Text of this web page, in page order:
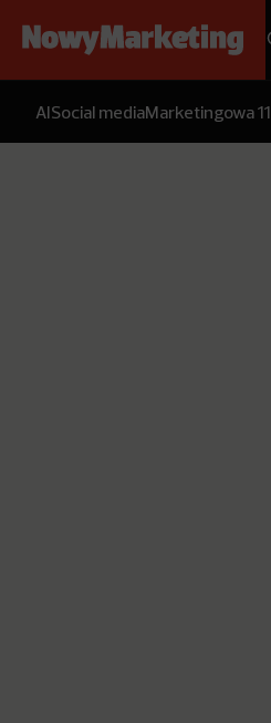
AISocial mediaMarketingowa 11